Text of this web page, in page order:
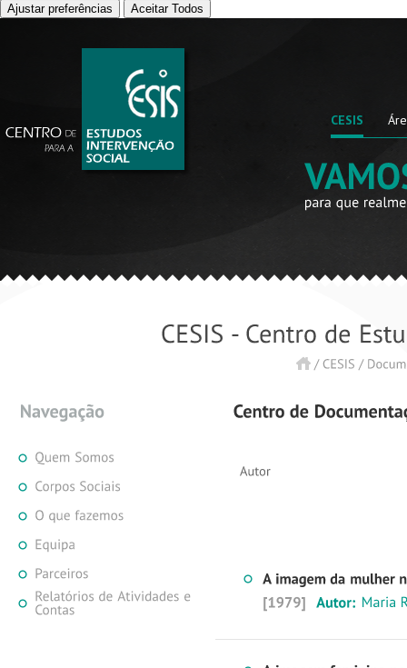
Ajustar preferências Aceitar Todos
CESIS